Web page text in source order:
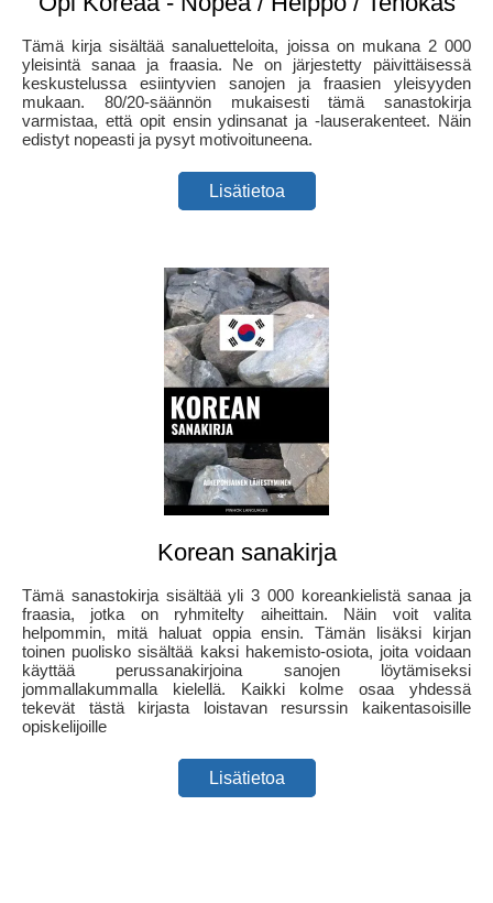
Tämä kirja sisältää sanaluetteloita, joissa on mukana 2 000
yleisintä sanaa ja fraasia. Ne on järjestetty päivittäisessä
keskustelussa esiintyvien sanojen ja fraasien yleisyyden
mukaan. 80/20-säännön mukaisesti tämä sanastokirja
varmistaa, että opit ensin ydinsanat ja -lauserakenteet. Näin
edistyt nopeasti ja pysyt motivoituneena.
Lisätietoa
Korean sanakirja
Tämä sanastokirja sisältää yli 3 000 koreankielistä sanaa ja
fraasia, jotka on ryhmitelty aiheittain. Näin voit valita
helpommin, mitä haluat oppia ensin. Tämän lisäksi kirjan
toinen puolisko sisältää kaksi hakemisto-osiota, joita voidaan
käyttää perussanakirjoina sanojen löytämiseksi
jommallakummalla kielellä. Kaikki kolme osaa yhdessä
tekevät tästä kirjasta loistavan resurssin kaikentasoisille
opiskelijoille
Lisätietoa